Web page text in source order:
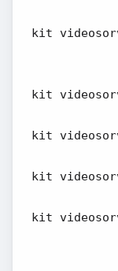
kit
kit
kit
kit
kit